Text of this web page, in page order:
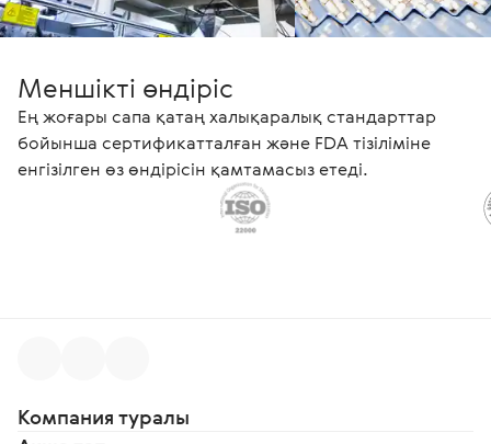
Меншікті өндіріс
Ең жоғары сапа қатаң халықаралық стандарттар
бойынша сертификатталған және FDA тізіліміне
енгізілген өз өндірісін қамтамасыз етеді.
Компания туралы